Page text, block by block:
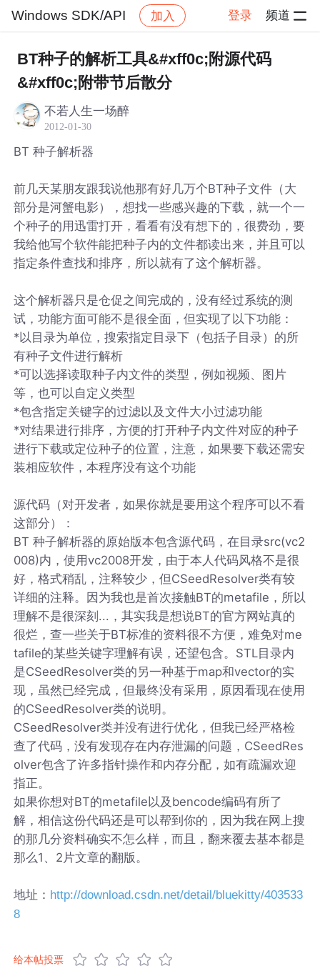
Windows SDK/API 加入 登录 频道
社区 Windows SDK/API 帖子详情
BT种子的解析工具&#xff0c;附源代码
&#xff0c;附带节后散分
不若人生一场醉
2012-01-30
BT 种子解析器
前几天某朋友跟我说他那有好几万个BT种子文件（大
部分是河蟹电影），想找一些感兴趣的下载，就一个一
个种子的用迅雷打开，看看有没有想下的，很费劲，要
我给他写个软件能把种子内的文件都读出来，并且可以
指定条件查找和排序，所以就有了这个解析器。
这个解析器只是仓促之间完成的，没有经过系统的测
试，功能方面可能不是很全面，但实现了以下功能：
*以目录为单位，搜索指定目录下（包括子目录）的所
有种子文件进行解析
*可以选择读取种子内文件的类型，例如视频、图片
等，也可以自定义类型
*包含指定关键字的过滤以及文件大小过滤功能
*对结果进行排序，方便的打开种子内文件对应的种子
进行下载或定位种子的位置，注意，如果要下载还需安
装相应软件，本程序没有这个功能
源代码（对开发者，如果你就是要用这个程序可以不看
这部分）：
BT 种子解析器的原始版本包含源代码，在目录src(vc2
008)内，使用vc2008开发，由于本人代码风格不是很
好，格式稍乱，注释较少，但CSeedResolver类有较
详细的注释。因为我也是首次接触BT的metafile，所以
理解不是很深刻...，其实我是想说BT的官方网站真的
很烂，查一些关于BT标准的资料很不方便，难免对me
tafile的某些关键字理解有误，还望包含。STL目录内
是CSeedResolver类的另一种基于map和vector的实
现，虽然已经完成，但最终没有采用，原因看现在使用
的CSeedResolver类的说明。
CSeedResolver类并没有进行优化，但我已经严格检
查了代码，没有发现存在内存泄漏的问题，CSeedRes
olver包含了许多指针操作和内存分配，如有疏漏欢迎
指正。
如果你想对BT的metafile以及bencode编码有所了
解，相信这份代码还是可以帮到你的，因为我在网上搜
的那几分资料确实不怎么样，而且，翻来覆去基本都是
那么1、2片文章的翻版。
地址： http://download.csdn.net/detail/bluekitty/403533
8
给本帖投票